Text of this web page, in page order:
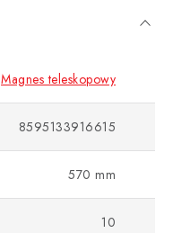
Magnes teleskopowy
8595133916615
570 mm
10